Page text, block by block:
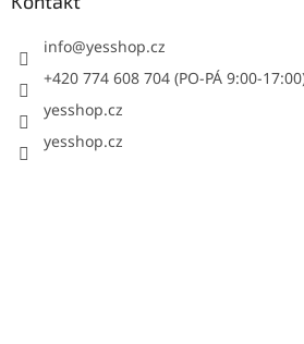
info@yesshop.cz
+420 774 608 704 (PO-PÁ 9:00-
yesshop.cz
yesshop.cz